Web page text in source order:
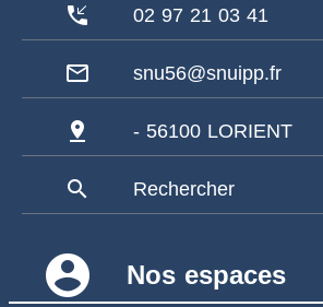
phone_callback 02 97 21 03 41
mail_outline snu56@snuipp.fr
pin_drop - 56100 LORIENT
search Rechercher
account_circle Nos espaces